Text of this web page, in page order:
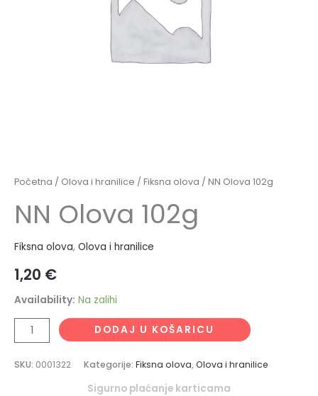
Početna / Olova i hranilice / Fiksna olova / NN Olova 102g
NN Olova 102g
Fiksna olova, Olova i hranilice
1,20 €
Availability: Na zalihi
DODAJ U KOŠARICU
SKU: 0001322 Kategorije: Fiksna olova,Olova i hranilice
Sigurno plaćanje karticama